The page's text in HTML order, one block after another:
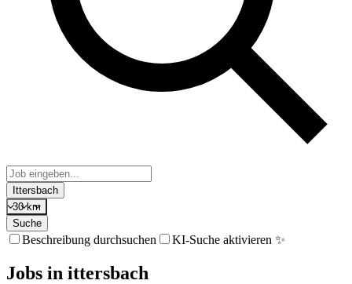
Ittersbach
30 km
Suche
Beschreibung durchsuchen KI-Suche aktivieren ✨
Jobs in ittersbach